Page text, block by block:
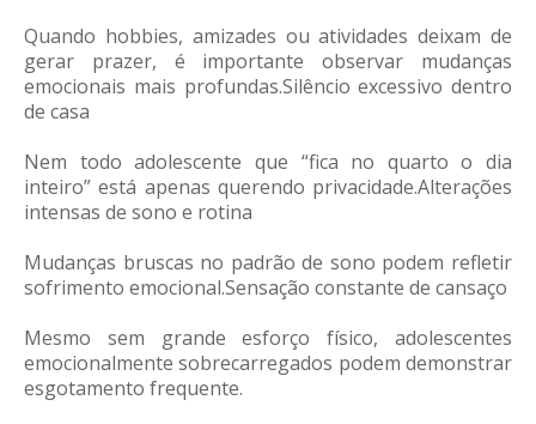
Quando hobbies, amizades ou atividades deixam de
gerar prazer, é importante observar mudanças
emocionais mais profundas.Silêncio excessivo dentro
de casa
Nem todo adolescente que “fica no quarto o dia
inteiro” está apenas querendo privacidade.Alterações
intensas de sono e rotina
Mudanças bruscas no padrão de sono podem refletir
sofrimento emocional.Sensação constante de cansaço
Mesmo sem grande esforço físico, adolescentes
emocionalmente sobrecarregados podem demonstrar
esgotamento frequente.